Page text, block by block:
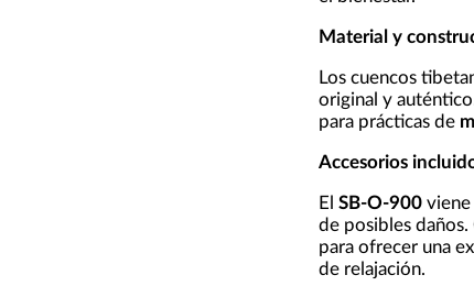
Material y
Los cuencos
original y
para prácticas de
Accesorios
El SB-O-900viene
de posibles
para ofrecer una
de relajación.